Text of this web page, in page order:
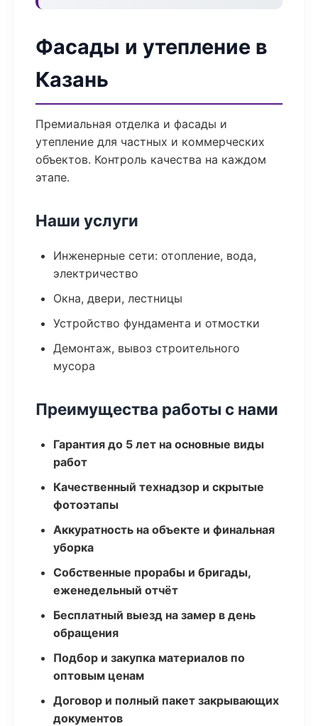
Фасады и утепление в
Казань
Премиальная отделка и фасады и
утепление для частных и коммерческих
объектов. Контроль качества на каждом
этапе.
Наши услуги
Инженерные сети: отопление, вода,
электричество
Окна, двери, лестницы
Устройство фундамента и отмостки
Демонтаж, вывоз строительного
мусора
Преимущества работы с нами
Гарантия до 5 лет на основные виды
работ
Качественный технадзор и скрытые
фотоэтапы
Аккуратность на объекте и финальная
уборка
Собственные прорабы и бригады,
еженедельный отчёт
Бесплатный выезд на замер в день
обращения
Подбор и закупка материалов по
оптовым ценам
Договор и полный пакет закрывающих
документов